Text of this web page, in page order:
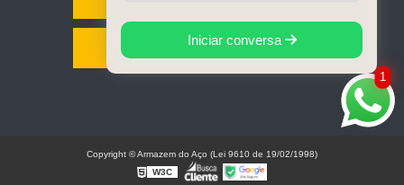
Mapa do site
1
Iniciar conversa
Copyright © Armazem do Aço (Lei 9610 de 19/02/1998)
W3C